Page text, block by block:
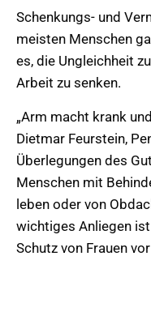
Schenkungs- und
meisten Menschen
es, die Ungleichheit
Arbeit zu senken.
„Arm macht krank
Dietmar Feurstein,
Überlegungen des
Menschen mit
leben oder von
wichtiges Anliegen
Schutz von Frauen